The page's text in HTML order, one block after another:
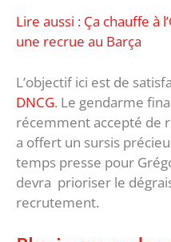
Lire aussi : Ça chauffe à
une recrue au Barça
L’objectif ici est de
DNCG. Le gendarme
récemment accepté de
a offert un sursis
temps presse pour
devra prioriser le
recrutement.